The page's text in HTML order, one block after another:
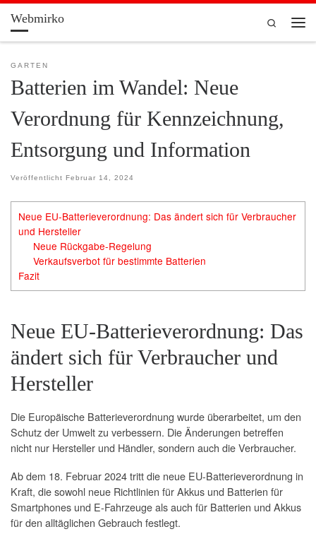
Zum Inhalt springen
Webmirko
Search
GARTEN
Batterien im Wandel: Neue
Verordnung für Kennzeichnung,
Entsorgung und Information
Veröffentlicht Februar 14, 2024
Neue EU-Batterieverordnung: Das ändert sich für Verbraucher
und Hersteller
Neue Rückgabe-Regelung
Verkaufsverbot für bestimmte Batterien
Fazit
Neue EU-Batterieverordnung: Das
ändert sich für Verbraucher und
Hersteller
Die Europäische Batterieverordnung wurde überarbeitet, um den
Schutz der Umwelt zu verbessern. Die Änderungen betreffen
nicht nur Hersteller und Händler, sondern auch die Verbraucher.
Ab dem 18. Februar 2024 tritt die neue EU-Batterieverordnung in
Kraft, die sowohl neue Richtlinien für Akkus und Batterien für
Smartphones und E-Fahrzeuge als auch für Batterien und Akkus
für den alltäglichen Gebrauch festlegt.